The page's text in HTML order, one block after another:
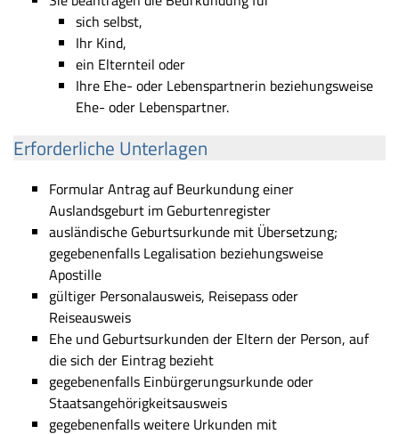
sich selbst,
Ihr Kind,
ein Elternteil oder
Ihre Ehe- oder Lebenspartnerin beziehungsweise
Ehe- oder Lebenspartner.
Erforderliche Unterlagen
Formular Antrag auf Beurkundung einer
Auslandsgeburt im Geburtenregister
ausländische Geburtsurkunde mit Übersetzung;
gegebenenfalls Legalisation beziehungsweise
Apostille
gültiger Personalausweis, Reisepass oder
Reiseausweis
Ehe und Geburtsurkunden der Eltern der Person, auf
die sich der Eintrag bezieht
gegebenenfalls Einbürgerungsurkunde oder
Staatsangehörigkeitsausweis
gegebenenfalls weitere Urkunden mit